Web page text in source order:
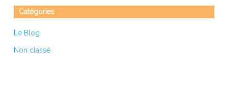
Catégories
Le Blog
Non classé